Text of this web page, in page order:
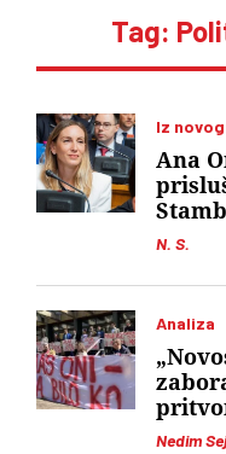
Tag:
Iz
N. S.
Ana
Analiza
Nedim